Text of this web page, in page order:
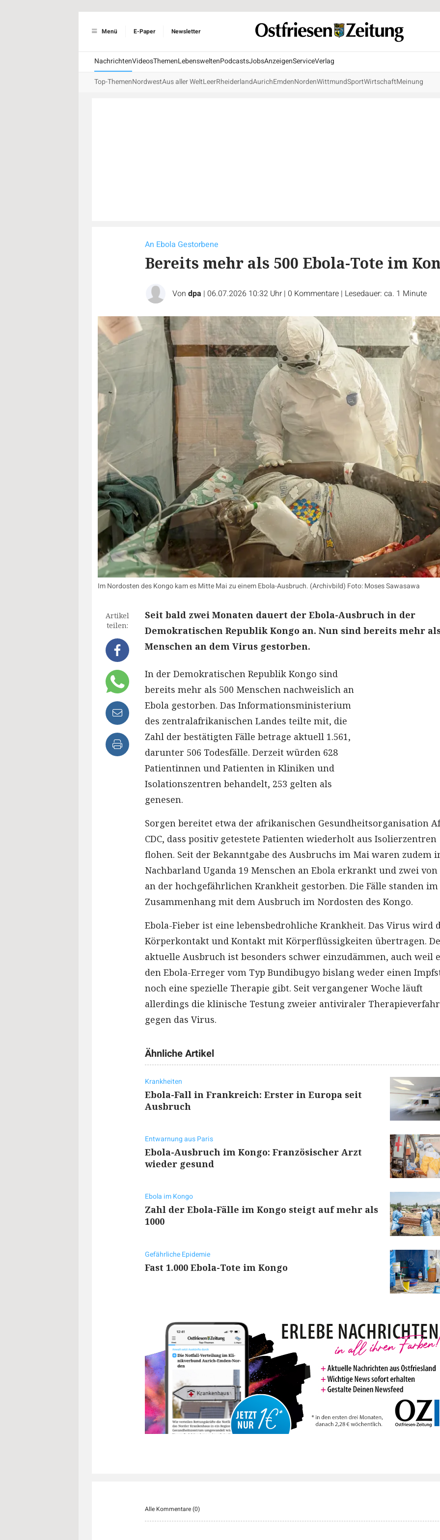
Menü E-Paper Newsletter
NachrichtenVideosThemenLebensweltenPodcastsJobsAnzeigenServiceVerlag
Top-ThemenNordwestAus aller WeltLeerRheiderlandAurichEmdenNordenWittmundSportWirtschaftMeinung
An Ebola Gestorbene
Bereits mehr als 500 Ebola-Tote im
Von dpa | 06.07.2026 10:32 Uhr | 0 Kommentare | Lesedauer: ca. 1 Minute
Im Nordosten des Kongo kam es Mitte Mai zu einem Ebola-Ausbruch. (Archivbild) Foto: Moses Sawasawa
Artikel
teilen:
Seit bald zwei Monaten dauert der Ebola-Ausbruch in der
Demokratischen Republik Kongo an. Nun sind bereits mehr
Menschen an dem Virus gestorben.
In der Demokratischen Republik Kongo sind
bereits mehr als 500 Menschen nachweislich an
Ebola gestorben. Das Informationsministerium
des zentralafrikanischen Landes teilte mit, die
Zahl der bestätigten Fälle betrage aktuell 1.561,
darunter 506 Todesfälle. Derzeit würden 628
Patientinnen und Patienten in Kliniken und
Isolationszentren behandelt, 253 gelten als
genesen.
Sorgen bereitet etwa der afrikanischen Gesundheitsorganisation
CDC, dass positiv getestete Patienten wiederholt aus Isolierzentren
flohen. Seit der Bekanntgabe des Ausbruchs im Mai waren zudem
Nachbarland Uganda 19 Menschen an Ebola erkrankt und zwei
an der hochgefährlichen Krankheit gestorben. Die Fälle standen im
Zusammenhang mit dem Ausbruch im Nordosten des Kongo.
Ebola-Fieber ist eine lebensbedrohliche Krankheit. Das Virus wird
Körperkontakt und Kontakt mit Körperflüssigkeiten übertragen.
aktuelle Ausbruch ist besonders schwer einzudämmen, auch weil
den Ebola-Erreger vom Typ Bundibugyo bislang weder einen
noch eine spezielle Therapie gibt. Seit vergangener Woche läuft
allerdings die klinische Testung zweier antiviraler
gegen das Virus.
Ähnliche Artikel
Krankheiten
Ebola-Fall in Frankreich: Erster in Europa seit
Ausbruch
Entwarnung aus Paris
Ebola-Ausbruch im Kongo: Französischer Arzt
wieder gesund
Ebola im Kongo
Zahl der Ebola-Fälle im Kongo steigt auf mehr als
1000
Gefährliche Epidemie
Fast 1.000 Ebola-Tote im Kongo
Alle Kommentare (0)